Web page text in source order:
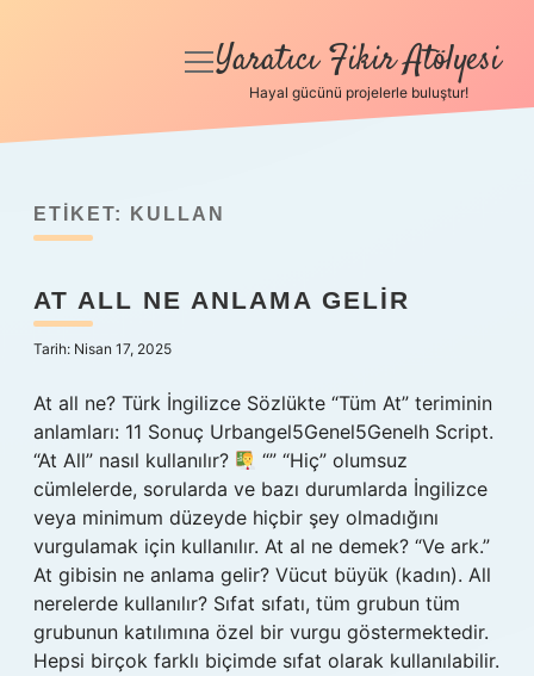
Anasayfa
Yasal Uyarı
Hakkımızda
menüyü
Yaratıcı Fikir Atölyesi
Hayal gücünü projelerle buluştur!
ETIKET: KULLAN
AT ALL NE ANLAMA GELIR
Tarih: Nisan 17, 2025
At all ne? Türk İngilizce Sözlükte “Tüm At” teriminin
anlamları: 11 Sonuç Urbangel5Genel5Genelh Script.
“At All” nasıl kullanılır?
“” “Hiç” olumsuz
cümlelerde, sorularda ve bazı durumlarda İngilizce
veya minimum düzeyde hiçbir şey olmadığını
vurgulamak için kullanılır. At al ne demek? “Ve ark.”
At gibisin ne anlama gelir? Vücut büyük (kadın). All
nerelerde kullanılır? Sıfat sıfatı, tüm grubun tüm
grubunun katılımına özel bir vurgu göstermektedir.
Hepsi birçok farklı biçimde sıfat olarak kullanılabilir.